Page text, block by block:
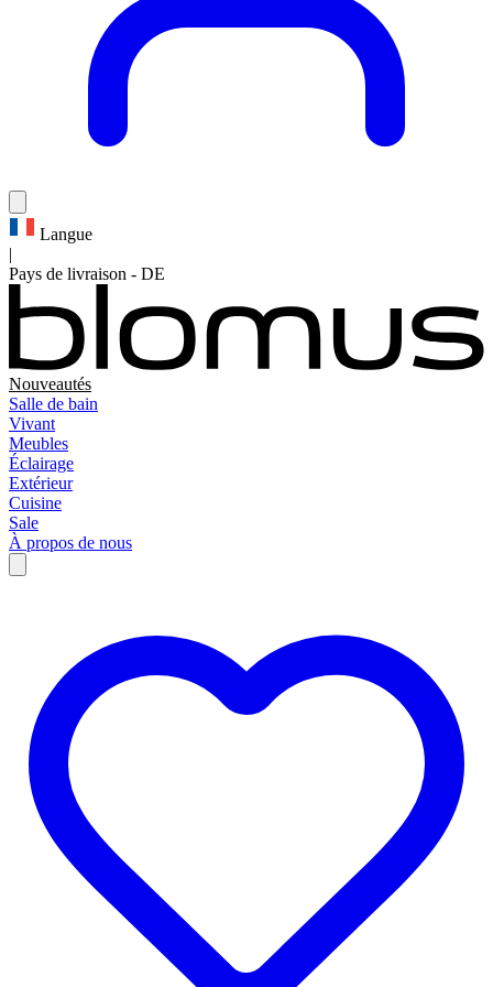
Langue
|
Pays de livraison - DE
Nouveautés
Salle de bain
Vivant
Meubles
Éclairage
Extérieur
Cuisine
Sale
À propos de nous